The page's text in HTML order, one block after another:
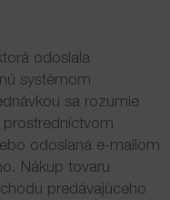
odoslala
systémom
sa rozumie
odoslaná e-mailom
Nákup tovaru
predávajúceho